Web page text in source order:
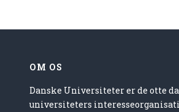
OM OS
Danske Universiteter er de otte
universiteters